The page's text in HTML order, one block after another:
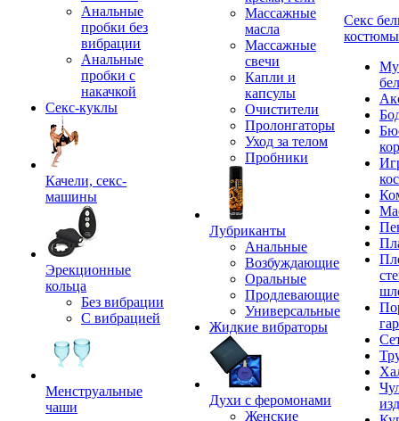
Анальные
пробки без
вибрации
Анальные
пробки с
накачкой
Секс-куклы
Качели, секс-
машины
Эрекционные
кольца
Без вибрации
С вибрацией
Менструальные
чаши
Массажные
масла
Массажные
свечи
Капли и
капсулы
Очистители
Пролонгаторы
Уход за телом
Пробники
Лубриканты
Анальные
Возбуждающие
Оральные
Продлевающие
Универсальные
Жидкие вибраторы
Духи с феромонами
Женские
Секс
костюмы